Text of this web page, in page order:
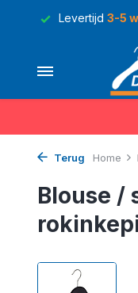
Levertijd 3-5
Terug Home
Blouse /